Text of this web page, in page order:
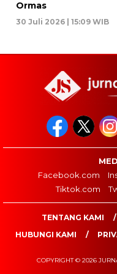
Ormas
30 Juli 2026 | 15:09 WIB
Facebook.com
Tiktok.com
TENTANG KAMI
HUBUNGI KAMI
COPYRIGHT © 2026